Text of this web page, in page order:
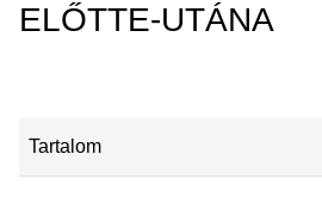
ELŐTTE-UTÁNA
Tartalom